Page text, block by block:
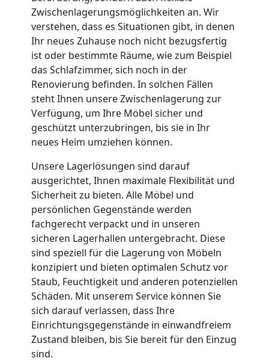
Zwischenlagerungsmöglichkeiten an. Wir
verstehen, dass es Situationen gibt, in denen
Ihr neues Zuhause noch nicht bezugsfertig
ist oder bestimmte Räume, wie zum Beispiel
das Schlafzimmer, sich noch in der
Renovierung befinden. In solchen Fällen
steht Ihnen unsere Zwischenlagerung zur
Verfügung, um Ihre Möbel sicher und
geschützt unterzubringen, bis sie in Ihr
neues Heim umziehen können.
Unsere Lagerlösungen sind darauf
ausgerichtet, Ihnen maximale Flexibilität und
Sicherheit zu bieten. Alle Möbel und
persönlichen Gegenstände werden
fachgerecht verpackt und in unseren
sicheren Lagerhallen untergebracht. Diese
sind speziell für die Lagerung von Möbeln
konzipiert und bieten optimalen Schutz vor
Staub, Feuchtigkeit und anderen potenziellen
Schäden. Mit unserem Service können Sie
sich darauf verlassen, dass Ihre
Einrichtungsgegenstände in einwandfreiem
Zustand bleiben, bis Sie bereit für den Einzug
sind.
International
Internationaler
Umzug
Nationaler
Umzug